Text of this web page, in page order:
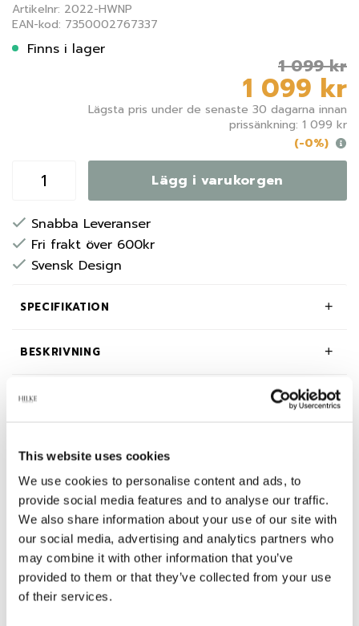
This website uses cookies
We use cookies to personalise content and ads, to
provide social media features and to analyse our traffic.
We also share information about your use of our site with
our social media, advertising and analytics partners who
may combine it with other information that you’ve
provided to them or that they’ve collected from your use
of their services.
Artikelnr: 2022-HWNP
EAN-kod: 7350002767337
Finns i lager
1 099 kr
1 099 kr
Lägsta pris under de senaste 30 dagarna innan
prissänkning: 1 099 kr
(-0%)
Lägg i varukorgen
Snabba Leveranser
Fri frakt över 600kr
Svensk Design
SPECIFIKATION
BESKRIVNING
OM HILKE COLLECTION
Relaterade produkter
-45%